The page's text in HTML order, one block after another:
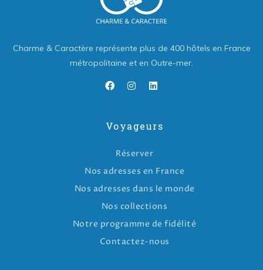
Charme & Caractère représente plus de 400 hôtels en France
métropolitaine et en Outre-mer.
Voyageurs
Réserver
Nos adresses en France
Nos adresses dans le monde
Nos collections
Notre programme de fidélité
Contactez-nous